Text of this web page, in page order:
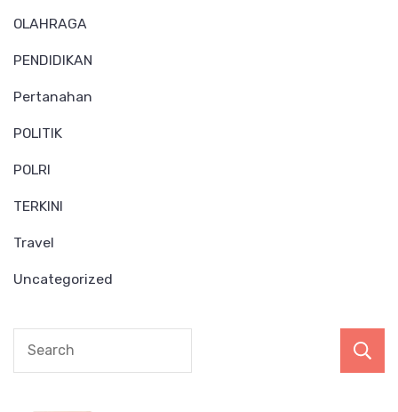
OLAHRAGA
PENDIDIKAN
Pertanahan
POLITIK
POLRI
TERKINI
Travel
Uncategorized